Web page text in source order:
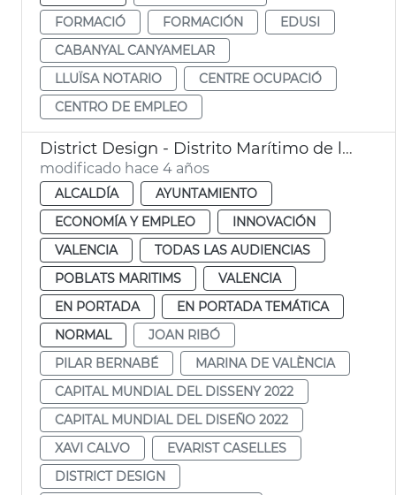
FORMACIÓ
FORMACIÓN
EDUSI
CABANYAL CANYAMELAR
LLUÏSA NOTARIO
CENTRE OCUPACIÓ
CENTRO DE EMPLEO
District Design - Distrito Marítimo de la Innovación y la Creatividad
modificado hace 4 años
ALCALDÍA
AYUNTAMIENTO
ECONOMÍA Y EMPLEO
INNOVACIÓN
VALENCIA
TODAS LAS AUDIENCIAS
POBLATS MARITIMS
VALENCIA
EN PORTADA
EN PORTADA TEMÁTICA
NORMAL
JOAN RIBÓ
PILAR BERNABÉ
MARINA DE VALÈNCIA
CAPITAL MUNDIAL DEL DISSENY 2022
CAPITAL MUNDIAL DEL DISEÑO 2022
XAVI CALVO
EVARIST CASELLES
DISTRICT DESIGN